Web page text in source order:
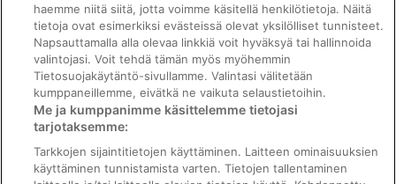
ebookers BONUS+ -ohjelman ehdot
Oikeudelliset tiedot / ota meihin yhteyttä
Sisältövaatimukset ja ilmoituksen tekeminen sisällöstä
Tuki
Ota yhteyttä
Varauksen muuttaminen tai peruuttaminen
haemme niitä siitä, jotta voimme käsitellä henkilötietoja. Näitä
tietoja ovat esimerkiksi evästeissä olevat yksilölliset tunnisteet.
Napsauttamalla alla olevaa linkkiä voit hyväksyä tai hallinnoida
valintojasi. Voit tehdä tämän myös myöhemmin
Tietosuojakäytäntö-sivullamme. Valintasi välitetään
kumppaneillemme, eivätkä ne vaikuta selaustietoihin.
Me ja kumppanimme käsittelemme tietojasi
tarjotaksemme:
Tarkkojen sijaintitietojen käyttäminen. Laitteen ominaisuuksien
käyttäminen tunnistamista varten. Tietojen tallentaminen